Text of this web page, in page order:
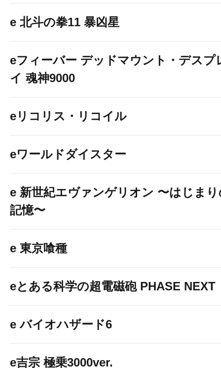
e 北斗の拳11 暴凶星
eフィーバー デッドマウント・デスプ
イ 魂神9000
eリコリス・リコイル
eワールドダイスター
e 新世紀エヴァンゲリオン 〜はじま
記憶〜
e 東京喰種
eとある科学の超電磁砲 PHASE NEXT
e バイオハザード6
e吉宗 極乗3000ver.